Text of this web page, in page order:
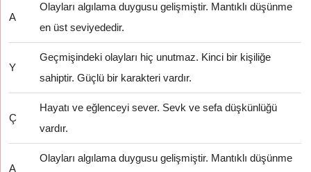
A
Olayları algılama duygusu gelişmiştir. Mantıklı düşünme
en üst seviyededir.
Y
Geçmişindeki olayları hiç unutmaz. Kinci bir kişiliğe
sahiptir. Güçlü bir karakteri vardır.
Ç
Hayatı ve eğlenceyi sever. Sevk ve sefa düşkünlüğü
vardır.
A
Olayları algılama duygusu gelişmiştir. Mantıklı düşünme